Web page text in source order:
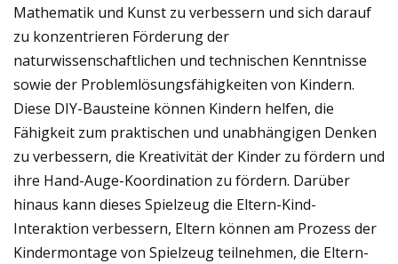
Mathematik und Kunst zu verbessern und sich darauf
zu konzentrieren Förderung der
naturwissenschaftlichen und technischen Kenntnisse
sowie der Problemlösungsfähigkeiten von Kindern.
Diese DIY-Bausteine ​​können Kindern helfen, die
Fähigkeit zum praktischen und unabhängigen Denken
zu verbessern, die Kreativität der Kinder zu fördern und
ihre Hand-Auge-Koordination zu fördern. Darüber
hinaus kann dieses Spielzeug die Eltern-Kind-
Interaktion verbessern, Eltern können am Prozess der
Kindermontage von Spielzeug teilnehmen, die Eltern-